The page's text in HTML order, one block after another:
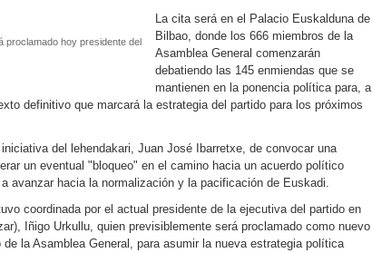
proclamado hoy presidente del
La cita será en el Palacio Euskalduna de
Bilbao, donde los 666 miembros de la
Asamblea General comenzarán
debatiendo las 145 enmiendas que se
mantienen en la ponencia política para, a
definitivo que marcará la estrategia del partido para los próximos
del lehendakari, Juan José Ibarretxe, de convocar una
un eventual "bloqueo" en el camino hacia un acuerdo político
avanzar hacia la normalización y la pacificación de Euskadi.
coordinada por el actual presidente de la ejecutiva del partido en
Iñigo Urkullu, quien previsiblemente será proclamado como nuevo
de la Asamblea General, para asumir la nueva estrategia política